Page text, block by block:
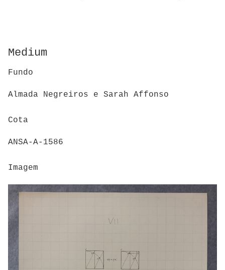
Medium
Fundo
Almada Negreiros e Sarah Affonso
Cota
ANSA-A-1586
Imagem